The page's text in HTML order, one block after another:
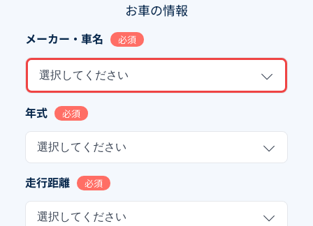
お車の情報
メーカー・車名 必須
選択してください
年式 必須
選択してください
走行距離 必須
選択してください